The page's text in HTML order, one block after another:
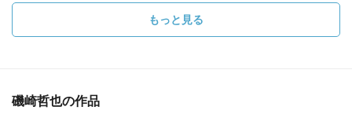
もっと見る
磯崎哲也の作品